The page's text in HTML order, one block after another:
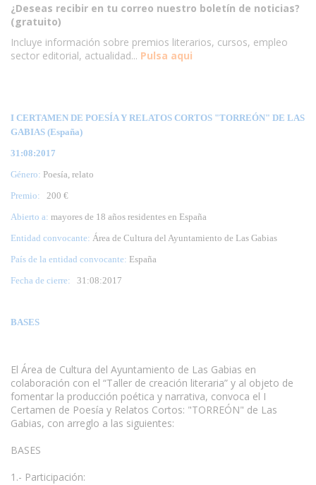
¿Deseas recibir en tu correo nuestro boletín de noticias?
(gratuito)
Incluye información sobre premios literarios, cursos, empleo
sector editorial, actualidad... Pulsa aqui
I CERTAMEN DE POESÍA Y RELATOS CORTOS "TORREÓN" DE LAS
GABIAS (España)
31:08:2017
Género: Poesía, relato
Premio:
200 €
Abierto a: mayores de 18 años residentes en España
Entidad convocante: Área de Cultura del Ayuntamiento de Las Gabias
País de la entidad convocante: España
Fecha de cierre: 31 :08:2017
BASES
El Área de Cultura del Ayuntamiento de Las Gabias en
colaboración con el “Taller de creación literaria” y al objeto de
fomentar la producción poética y narrativa, convoca el I
Certamen de Poesía y Relatos Cortos: "TORREÓN" de Las
Gabias, con arreglo a las siguientes:
BASES
1.- Participación: